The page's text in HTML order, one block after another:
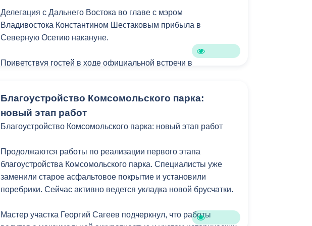
Делегация с Дальнего Востока во главе с мэром
Владивостока Константином Шестаковым прибыла в
Северную Осетию накануне.
Приветствуя гостей в ходе официальной встречи в
столиц - Северной Осетии и Приморского края - будет
плодотворным и долгосрочным.
наших городов очень много общего, помимо однокоренных
названий. Константин Владимирович у нас впервые, и мы
сделаем все возможное чтобы ему и его коллегам удалось
увидеть самое лучшее, что есть во Владикавказе. Готовы
глава города.
Благоустройство Комсомольского парка:
новый этап работ
Благоустройство Комсомольского парка: новый этап работ
Продолжаются работы по реализации первого этапа
благоустройства Комсомольского парка. Специалисты уже
заменили старое асфальтовое покрытие и установили
поребрики. Сейчас активно ведется укладка новой брусчатки.
Мастер участка Георгий Сагеев подчеркнул, что работы